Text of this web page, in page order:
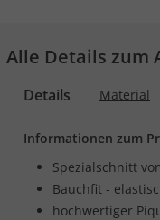
Alle Details zum
Details Material
Informationen zum
Spezialschnitt
Bauchfit -
hochwertiger